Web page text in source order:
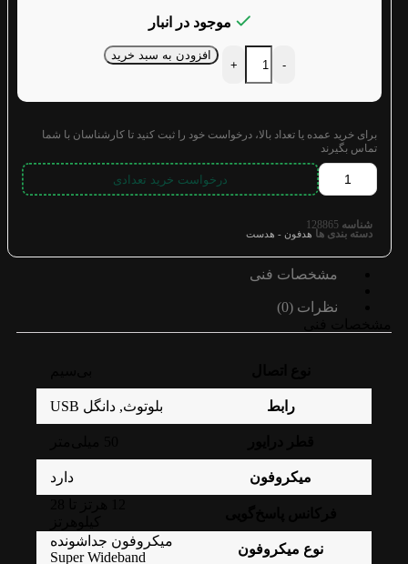
موجود در انبار
-
+
افزودن به سبد خرید
برای خرید عمده یا تعداد بالا، درخواست خود را ثبت کنید تا کارشناسان با شما
تماس بگیرند
درخواست خرید تعدادی
شناسه 128865
دسته بندی ها هدفون - هدست
مشخصات فنی
نظرات (0)
رابط بلوتوث, دانگل USB
میکروفون دارد
نوع میکروفون
میکروفون جداشونده
Super Wideband